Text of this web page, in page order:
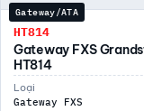
Gateway/ATA
HT814
Gateway FXS
HT814
Loại
Gateway FXS